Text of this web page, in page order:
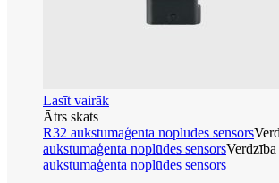
Lasīt vairāk
Ātrs skats
R32 aukstumaģenta noplūdes sensors
aukstumaģenta noplūdes sensorsVerdzība
aukstumaģenta noplūdes sensors